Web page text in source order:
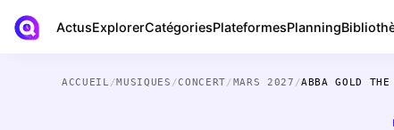
ActusExplorerCatégoriesPlateformesPlanning
ACCUEIL /MUSIQUES /CONCERT/MARS 2027 /ABBA GOLD